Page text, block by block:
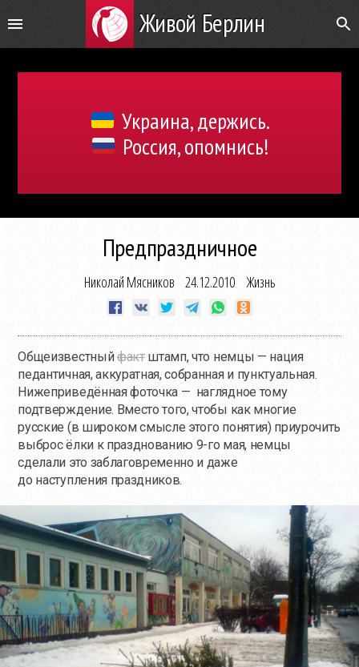
Живой Берлин
Украина, держись.
Россия, опомнись!
Предпраздничное
Николай Мясников 24.12.2010Жизнь
Общеизвестныйфактштамп, что немцы — нация
педантичная, аккуратная, собранная и пунктуальная.
Нижеприведённая фоточка — наглядное тому
подтверждение. Вместо того, чтобы как многие
русские (в широком смысле этого понятия) приурочить
выброс ёлки к празднованию 9-го мая, немцы
сделали это заблаговременно и даже
до наступления праздников.